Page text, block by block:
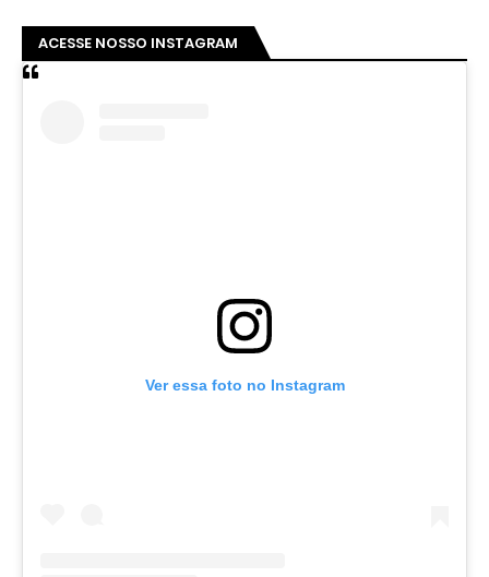
ACESSE NOSSO INSTAGRAM
Ver essa foto no Instagram